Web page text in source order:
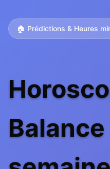
🏠 Prédictions & Heures